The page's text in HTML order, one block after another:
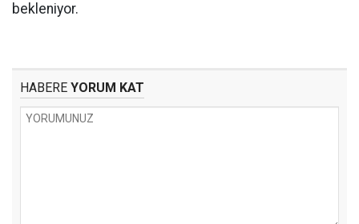
bekleniyor.
HABERE YORUM KAT